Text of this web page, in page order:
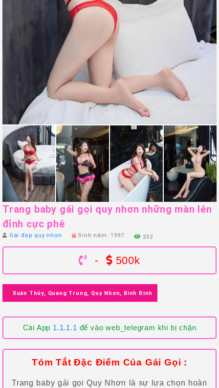
Trang baby gái gọi quy nhơn những màn lên
đỉnh cực phê
Gái đẹp quy nhơn Sinh năm: 1997 232
- 500k
Xuân Thủy, Quang Trung, Quy Nhơn, Bình Định
Cài App 1.1.1.1 để vào web_telegram khi bị chặn
Tóm Tắt Đặc Điểm Của Gái Gọi :
Trang baby gái gọi Quy Nhơn là sự lựa chọn hoàn